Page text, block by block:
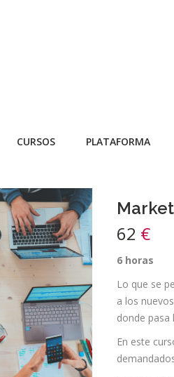
CURSOS PLATAFORMA
62 €
6 horas
Lo que se
a los
donde pasa
En este